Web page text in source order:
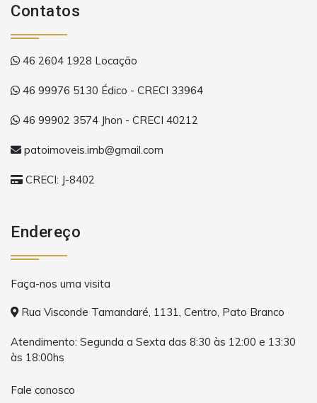
Contatos
46 2604 1928 Locação
46 99976 5130 Édico - CRECI 33964
46 99902 3574 Jhon - CRECI 40212
patoimoveis.imb@gmail.com
CRECI: J-8402
Endereço
Faça-nos uma visita
Rua Visconde Tamandaré, 1131, Centro, Pato Branco
Atendimento: Segunda a Sexta das 8:30 às 12:00 e 13:30
às 18:00hs
Fale conosco